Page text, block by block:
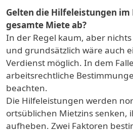
Gelten die Hilfeleistungen im
gesamte Miete ab?
In der Regel kaum, aber
und grundsätzlich wäre auch
Verdienst möglich. In dem
arbeitsrechtliche
beachten.
Die Hilfeleistungen werden
ortsüblichen Mietzins senken,
aufheben. Zwei Faktoren